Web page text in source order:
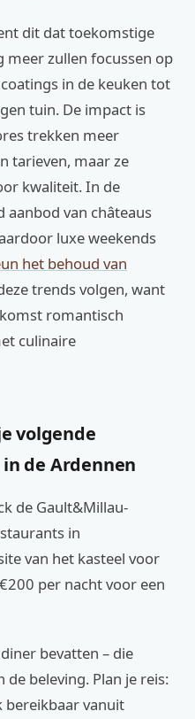
dit dat toekomstige
meer zullen focussen op
in de keuken tot
tuin. De impact is
trekken meer
tarieven, maar ze
kwaliteit. In de
aanbod van châteaus
luxe weekends
het behoud van
trends volgen, want
romantisch
culinaire
volgende
de Ardennen
de Gault&Millau-
in
van het kasteel voor
per nacht voor een
bevatten – die
beleving. Plan je reis:
bereikbaar vanuit